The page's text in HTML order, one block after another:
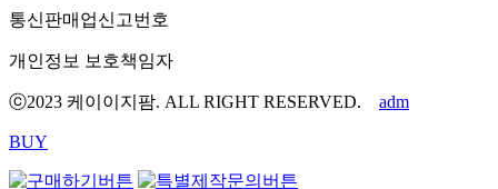
통신판매업신고번호
개인정보 보호책임자
ⓒ2023 케이이지팜. ALL RIGHT RESERVED. adm
BUY